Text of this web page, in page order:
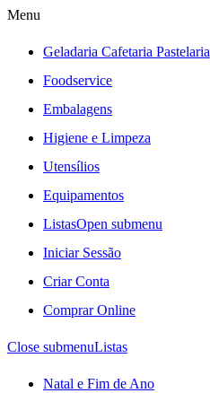
Menu
Geladaria Cafetaria Pastelaria
Foodservice
Embalagens
Higiene e Limpeza
Utensílios
Equipamentos
ListasOpen submenu
Iniciar Sessão
Criar Conta
Comprar Online
Close submenuListas
Natal e Fim de Ano